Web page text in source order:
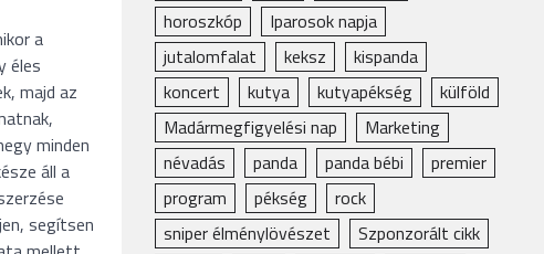
a
éles
majd az
minden
áll a
segítsen
horoszkóp
Iparosok napja
jutalomfalat
keksz
kispanda
koncert
kutya kutyapékség
külföld
Madármegfigyelési nap
Marketing
névadás
panda panda bébi
premier
program
pékség
rock
sniper élménylövészet
Szponzorált cikk